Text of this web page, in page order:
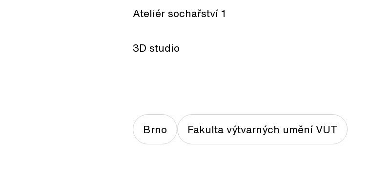
Ateliér sochařství 1
3D studio
Brno Fakulta výtvarných umění VUT